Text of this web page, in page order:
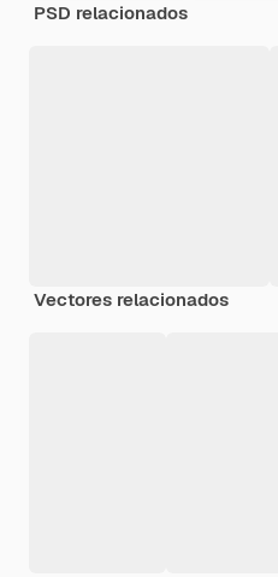
PSD relacionados
Vectores relacionados